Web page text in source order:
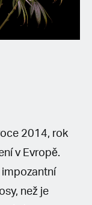
2014, rok
v Evropě.
než je